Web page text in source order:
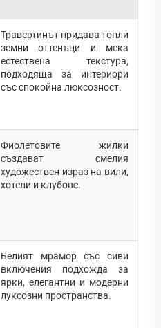
Травертинът придава топли
земни оттенъци и мека
естествена текстура,
подходяща за интериори
със спокойна люксозност.
Фиолетовите жилки
създават смелия
художествен израз на вили,
хотели и клубове.
Белият мрамор със сиви
включения подхожда за
ярки, елегантни и модерни
луксозни пространства.